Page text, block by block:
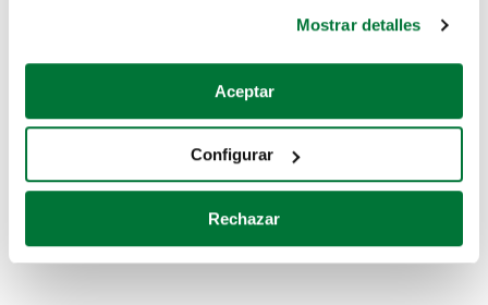
Si lo permite, también quisiéramos:
Recopilar información sobre su ubicación geográfica
Identificar su dispositivo analizándolo activamente
para buscar características específicas (huellas
Obtenga más información sobre cómo se procesan sus
Mostrar detalles
Aceptar
Configurar
Rechazar
Coches de segunda mano
Coches de km0